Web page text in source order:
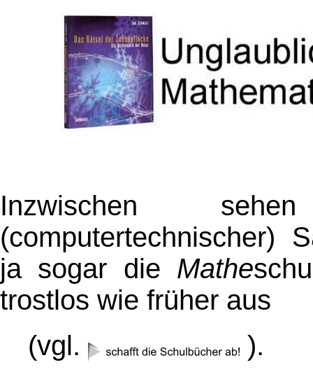
Inzwischen
(computertechnischer)
ja sogar die Mathe
trostlos wie früher aus
(vgl. ).